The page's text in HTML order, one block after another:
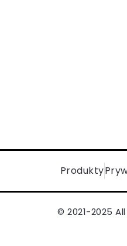
Produkty
© 2021-2025